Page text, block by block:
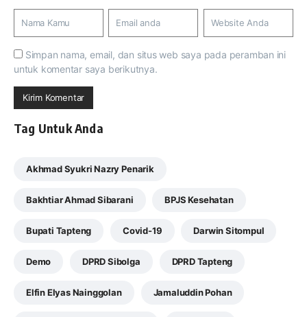
Simpan nama, email, dan situs web saya pada peramban ini
untuk komentar saya berikutnya.
Tag Untuk Anda
Akhmad Syukri Nazry Penarik
Bakhtiar Ahmad Sibarani BPJS Kesehatan
Bupati Tapteng Covid-19 Darwin Sitompul
Demo DPRD Sibolga DPRD Tapteng
Elfin Elyas Nainggolan Jamaluddin Pohan